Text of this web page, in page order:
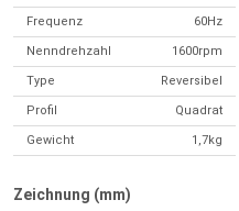
Frequenz 60Hz
Nenndrehzahl 1600rpm
Type Reversibel
Profil Quadrat
Gewicht 1,7kg
Zeichnung (mm)